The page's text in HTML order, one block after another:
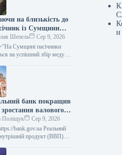
на близькість до
із Сумщини
придатною
—
Шепель
Сер 9, 2026
Сумщині пасічники
на успішний збір меду”
kurkul.com/news/41861-na-
rozrahovuyut-na-
На Сумщині
на успішний
9 серпня…банк покращив
валового
продукту
на третій квартал
до 2,1%, а на
Поліщук
Сер 9, 2026
bank.gov.ua Реальний
продукт (ВВП)
на 2,1%, у четвертому –
и